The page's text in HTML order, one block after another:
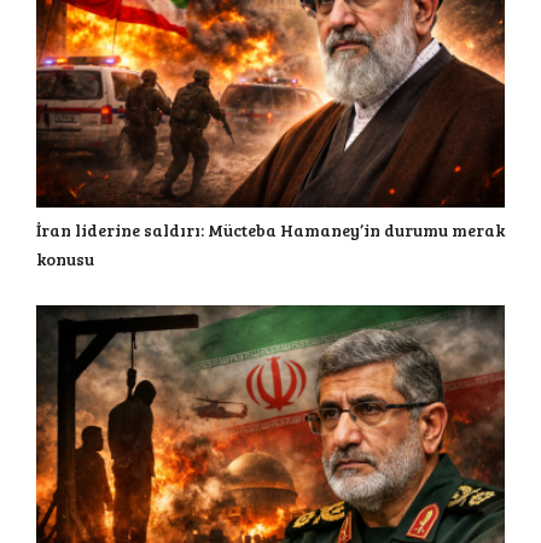
İran liderine saldırı: Mücteba Hamaney’in durumu merak
konusu